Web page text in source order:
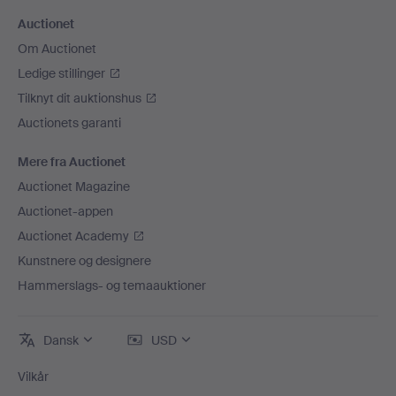
Auctionet
Om Auctionet
Ledige stillinger
Tilknyt dit auktionshus
Auctionets garanti
Mere fra Auctionet
Auctionet Magazine
Auctionet-appen
Auctionet Academy
Kunstnere og designere
Hammerslags- og temaauktioner
Dansk USD
Vilkår